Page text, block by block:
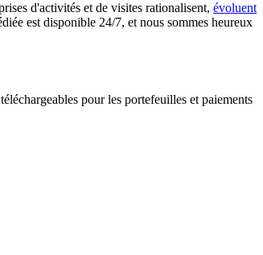
d'activités et de visites rationalisent, évoluent
est disponible 24/7, et nous sommes heureux
pour les portefeuilles et paiements